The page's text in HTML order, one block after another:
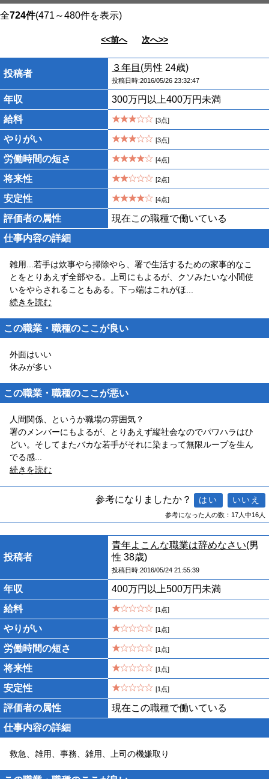
全724件(471～480件を表示)
<<前へ 次へ>>
投稿者
３年目 (男性 24歳)
投稿日時:2016/05/26 23:32:47
年収
300万円以上400万円未満
給料
[3点]
やりがい [3点]
労働時間の短さ [4点]
将来性 [2点]
安定性 [4点]
評価者の属性
現在この職種で働いている
仕事内容の詳細
雑用...若手は炊事やら掃除やら、署で生活するための家事的なこ
とをとりあえず全部やる。上司にもよるが、クソみたいな小間使
いをやらされることもある。下っ端はこれがほ
続きを読む
この職業・職種のここが良い
外面はいい
休みが多い
この職業・職種のここが悪い
人間関係、というか職場の雰囲気？
署のメンバーにもよるが、とりあえず縦社会なのでパワハラはひ
どい。そしてまたバカな若手がそれに染まって無限ループを生ん
でる感
続きを読む
参考になりましたか？
参考になった人の数：17人中16人
投稿者
青年よこんな職業は辞めなさい(男
性 38歳)
投稿日時:2016/05/24 21:55:39
年収
400万円以上500万円未満
給料
[1点]
やりがい [1点]
労働時間の短さ [1点]
将来性 [1点]
安定性 [1点]
評価者の属性
現在この職種で働いている
仕事内容の詳細
救急、雑用、事務、雑用、上司の機嫌取り